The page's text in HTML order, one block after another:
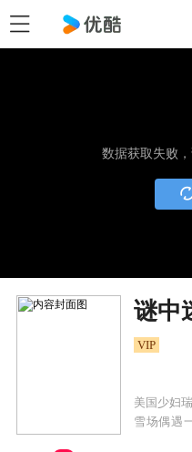
数据获取失败
谜中
VIP
美国少妇
雪场偶遇